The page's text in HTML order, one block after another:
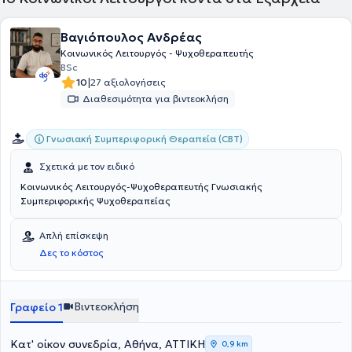
εσωτερικές διεργασίες, που πιθανόν να δυσχεραίνουν την
λειτουργικότητα, η προσομοίωση με πραγματικές συνθήκες τής
ζωής συνιστά την εκδραμάτιση φαντασιώσεων, εμπειριών,
διαστρεβλωμένων ρόλων, αναμνήσεων, εσωτερικών τραυμάτων,
που αναζητούν την έκφραση και την εξισορρόπηση.
Βαγιόπουλος Ανδρέας
Κοινωνικός Λειτουργός - Ψυχοθεραπευτής
BSc
10|27 αξιολογήσεις
Διαθεσιμότητα για βιντεοκλήση
Γνωσιακή Συμπεριφορική Θεραπεία (CBT)
Σχετικά με τον ειδικό
Κοινωνικός Λειτουργός-Ψυχοθεραπευτής Γνωσιακής
Συμπεριφορικής Ψυχοθεραπείας
Απλή επίσκεψη
Δες το κόστος
Γραφείο 1 Βιντεοκλήση
Κατ' οίκον συνεδρία, Αθήνα, ΑΤΤΙΚΗ 0,9 km